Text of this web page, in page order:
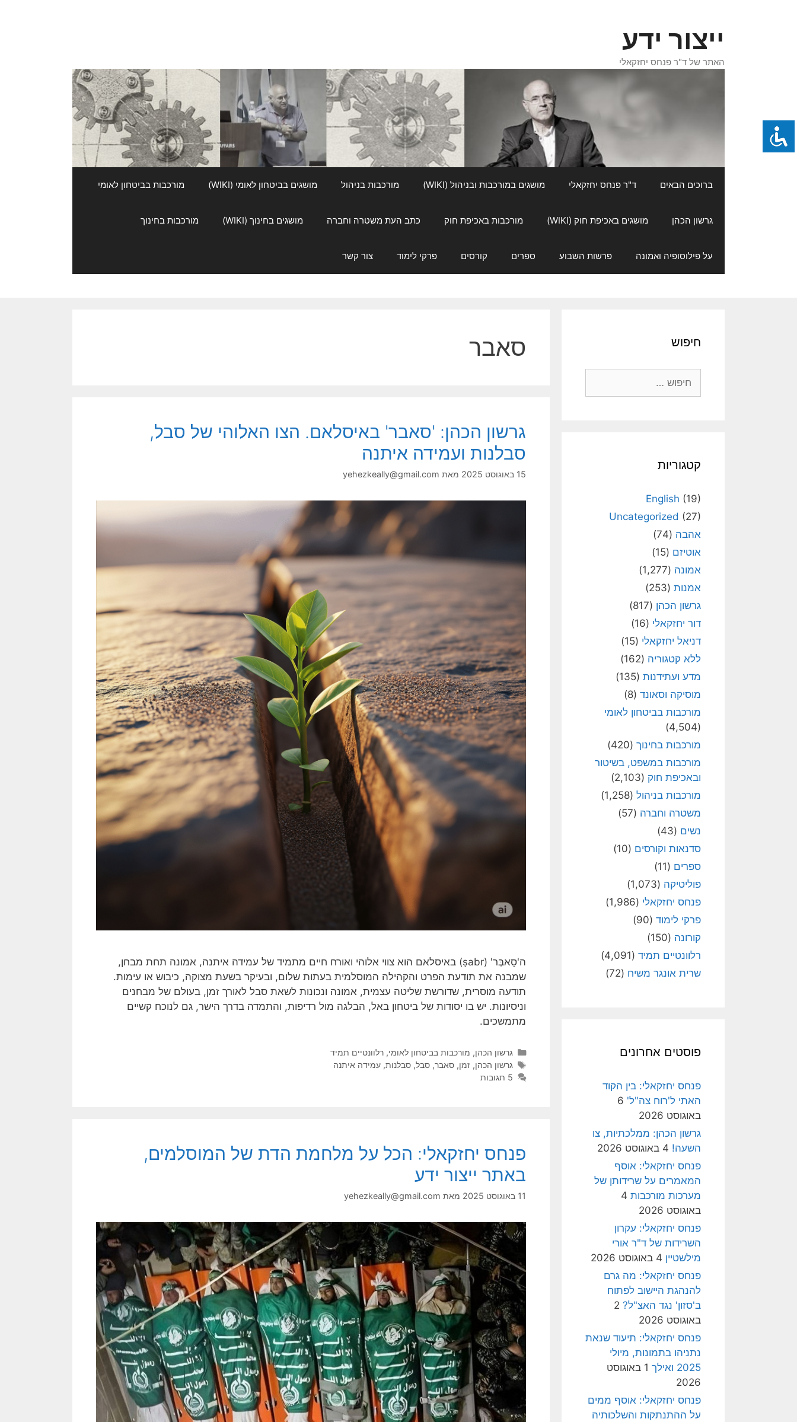
ייצור ידע
האתר של ד"ר פנחס יחזקאלי
ברוכים הבאים ד"ר פנחס יחזקאלי מושגים במורכבות ובניהול (WIKI) מורכבות בניהול מושגים בביטחון לאומי (WIKI) מורכבות בביטחון לאומי
גרשון הכהן מושגים באכיפת חוק (WIKI) מורכבות באכיפת חוק כתב העת משטרה וחברה מושגים בחינוך (WIKI) מורכבות בחינוך
על פילוסופיה ואמונה פרשות השבוע ספרים קורסים פרקי לימוד צור קשר
סאבר
גרשון הכהן: 'סאבר' באיסלאם. הצו האלוהי של סבל,
סבלנות ועמידה איתנה
15 באוגוסט 2025 מאת yehezkeally@gmail.com
ה'סַאבְּר' (ṣabr) באיסלאם הוא צווי אלוהי ואורח חיים מתמיד של עמידה איתנה, אמונה תחת מבחן,
שמבנה את תודעת הפרט והקהילה המוסלמית בעתות שלום, ובעיקר בשעת מצוקה, כיבוש או עימות.
תודעה מוסרית, שדורשת שליטה עצמית, אמונה ונכונות לשאת סבל לאורך זמן, בעולם של מבחנים
וניסיונות. יש בו יסודות של ביטחון באל, הבלגה מול רדיפות, והתמדה בדרך הישר, גם לנוכח קשיים
מתמשכים.
קטגוריות
גרשון הכהן, מורכבות בביטחון לאומי, רלוונטיים תמיד
תגיות
גרשון הכהן, זמן, סאבר, סבל, סבלנות, עמידה איתנה
5 תגובות
פנחס יחזקאלי: הכל על מלחמת הדת של המוסלמים,
באתר ייצור ידע
11 באוגוסט 2025 מאת yehezkeally@gmail.com
חיפוש
קטגוריות
English (19)
Uncategorized (27)
אהבה (74)
אוטיזם (15)
אמונה (1,277)
אמנות (253)
גרשון הכהן (817)
דור יחזקאלי (16)
דניאל יחזקאלי (15)
ללא קטגוריה (162)
מדע ועתידנות (135)
מוסיקה וסאונד (8)
מורכבות בביטחון לאומי
(4,504)
מורכבות בחינוך (420)
מורכבות במשפט, בשיטור
ובאכיפת חוק (2,103)
מורכבות בניהול (1,258)
משטרה וחברה (57)
נשים (43)
סדנאות וקורסים (10)
ספרים (11)
פוליטיקה (1,073)
פנחס יחזקאלי (1,986)
פרקי לימוד (90)
קורונה (150)
רלוונטיים תמיד (4,091)
שרית אונגר משיח (72)
פוסטים אחרונים
פנחס יחזקאלי: בין הקוד
האתי ל'רוח צה"ל' 6
באוגוסט 2026
גרשון הכהן: ממלכתיות, צו
השעה! 4 באוגוסט 2026
פנחס יחזקאלי: אוסף
המאמרים על שרידותן של
מערכות מורכבות 4
באוגוסט 2026
פנחס יחזקאלי: עקרון
השרידות של ד"ר אורי
מילשטיין 4 באוגוסט 2026
פנחס יחזקאלי: מה גרם
להנהגת היישוב לפתוח
ב'סזון' נגד האצ"ל? 2
באוגוסט 2026
פנחס יחזקאלי: תיעוד שנאת
נתניהו בתמונות, מיולי
2025 ואילך
1 באוגוסט
2026
פנחס יחזקאלי: אוסף ממים
על ההתנתקות והשלכותיה